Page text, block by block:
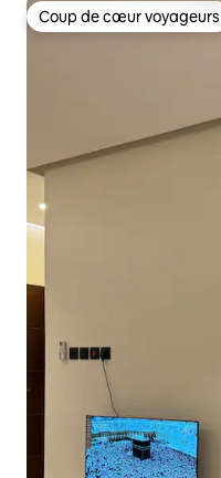
Coup de cœur voyageurs
Coup de cœur voyageurs